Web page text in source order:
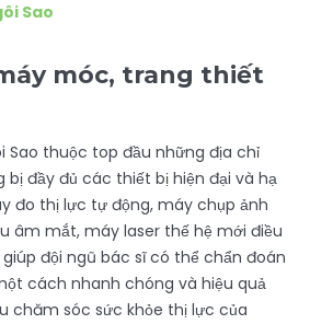
Sao
móc, trang thiết
Sao thuộc top đầu những địa chỉ
đầy đủ các thiết bị hiện đại và hạ
đo thị lực tự động, máy chụp ảnh
âm mắt, máy laser thế hệ mới điều
đội ngũ bác sĩ có thể chẩn đoán
cách nhanh chóng và hiệu quả
chăm sóc sức khỏe thị lực của